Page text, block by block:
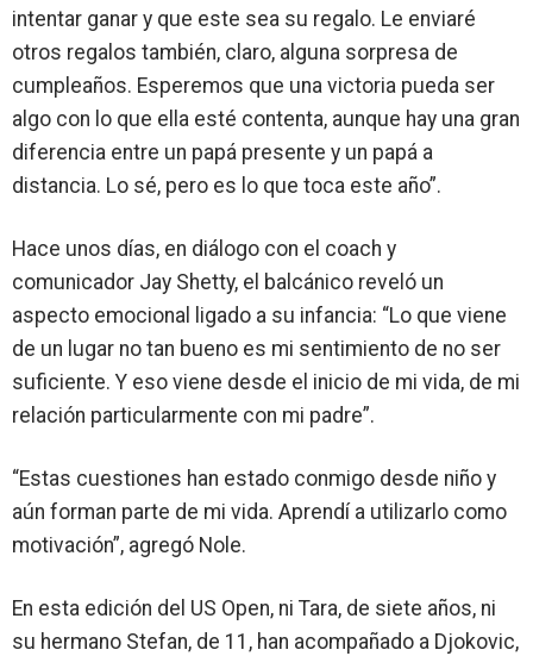
intentar ganar y que este sea su regalo. Le enviaré
otros regalos también, claro, alguna sorpresa de
cumpleaños. Esperemos que una victoria pueda ser
algo con lo que ella esté contenta, aunque hay una gran
diferencia entre un papá presente y un papá a
distancia. Lo sé, pero es lo que toca este año”.
Hace unos días, en diálogo con el coach y
comunicador Jay Shetty, el balcánico reveló un
aspecto emocional ligado a su infancia: “Lo que viene
de un lugar no tan bueno es mi sentimiento de no ser
suficiente. Y eso viene desde el inicio de mi vida, de mi
relación particularmente con mi padre”.
“Estas cuestiones han estado conmigo desde niño y
aún forman parte de mi vida. Aprendí a utilizarlo como
motivación”, agregó Nole.
En esta edición del US Open, ni Tara, de siete años, ni
su hermano Stefan, de 11, han acompañado a Djokovic,